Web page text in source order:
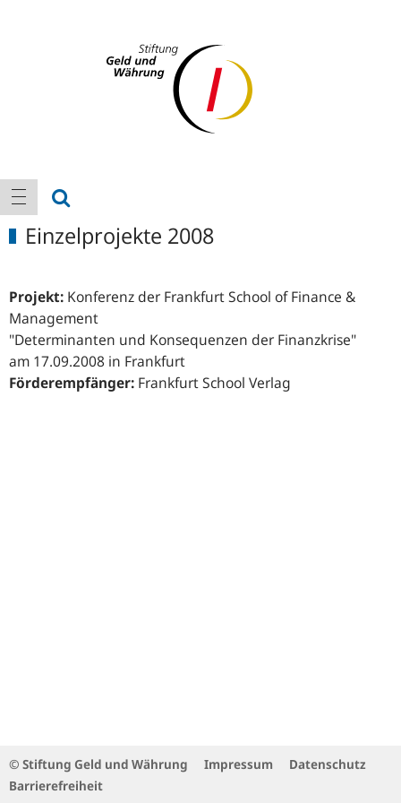
Hauptnavigation
Navigation anzeigen
Einzelprojekte 2008
Projekt: Konferenz der Frankfurt School of Finance &
Management
"Determinanten und Konsequenzen der Finanzkrise"
am 17.09.2008 in Frankfurt
Förderempfänger: Frankfurt School Verlag
© Stiftung Geld und Währung Impressum
Datenschutz
Barrierefreiheit